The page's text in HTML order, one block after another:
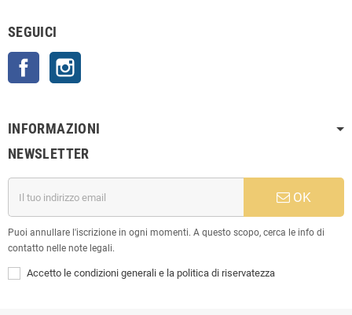
SEGUICI
Facebook
INFORMAZIONI
NEWSLETTER
OK
Puoi annullare l'iscrizione in ogni momenti. A questo scopo, cerca le info di
contatto nelle note legali.
Accetto le condizioni generali e la politica di riservatezza